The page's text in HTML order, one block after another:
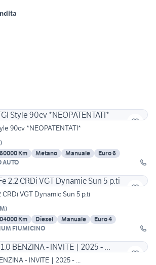
90cv *NEOPATENTATI*
)
Km Metano Manuale
Euro 6
AUTO
VGT Dynamic Sun 5 p.ti
)
Km Diesel Manuale
Euro 4
FIUMICINO
- INVITE | 2025 - ...